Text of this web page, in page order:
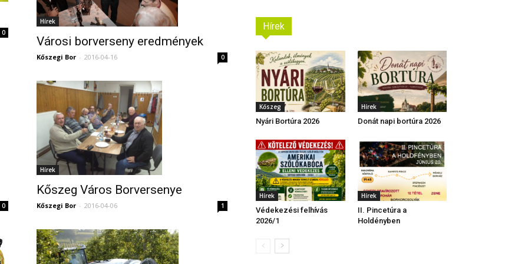
0
Hírek
Városi borverseny eredmények
Kőszegi Bor - 2016-04-16 0
0
Hírek
Kőszeg Város Borversenye
Kőszegi Bor - 2016-04-06 1
Hírek
Kőszeg
Nyári Bortúra 2026
Hírek
Donát napi bortúra 2026
Hírek
Védekezési felhívás
2026/1
Hírek
II. Pincetúra a
Holdényben